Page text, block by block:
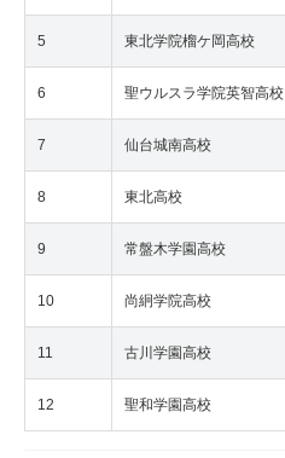
5 東北学院榴ケ岡高校
6 聖ウルスラ学院英智高校
7 仙台城南高校
8 東北高校
9 常盤木学園高校
10 尚絅学院高校
11 古川学園高校
12 聖和学園高校